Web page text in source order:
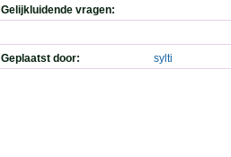
Gelijkluidende vragen:
Geplaatst door: sylti